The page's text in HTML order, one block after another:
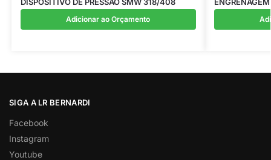
DISPOSITIVO DE PRESSÃO SMW 318/408
Adicionar ao Orçamento
SIGA A LR BERNARDI
Facebook
Instagram
Youtube